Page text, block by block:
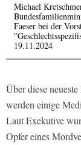
Michael
Faeser bei der
19.11.2024
Über diese
werden einige
Laut Exekutive
Opfer eines